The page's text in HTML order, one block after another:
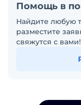
Помощь в
Найдите любую
разместите
свяжутся с вами!